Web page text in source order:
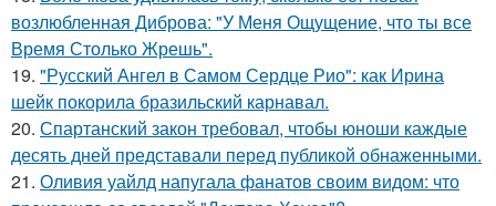
возлюбленная Диброва: "У Меня Ощущение, что ты все
Время Столько Жрешь".
19. "Русский Ангел в Самом Сердце Рио": как Ирина
шейк покорила бразильский карнавал.
20. Спартанский закон требовал, чтобы юноши каждые
десять дней представали перед публикой обнаженными.
21. Оливия уайлд напугала фанатов своим видом: что